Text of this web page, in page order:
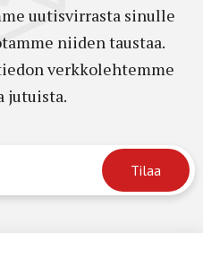
uutisvirrasta sinulle
niiden taustaa.
verkkolehtemme
jutuista.